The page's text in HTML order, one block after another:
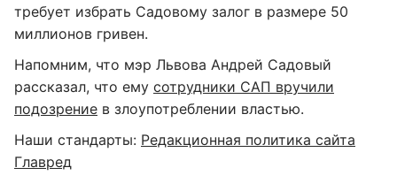
требует избрать Садовому залог в размере 50
миллионов гривен.
Напомним, что мэр Львова Андрей Садовый
рассказал, что ему сотрудники САП вручили
подозрение в злоупотреблении властью.
Наши стандарты: Редакционная политика сайта
Главред